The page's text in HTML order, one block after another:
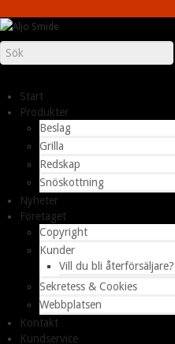
Start
Produkter
Beslag
Grilla
Redskap
Snöskottning
Nyheter
Företaget
Copyright
Kunder
Vill du bli återförsäljare?
Sekretess & Cookies
Webbplatsen
Kontakt
Kundservice